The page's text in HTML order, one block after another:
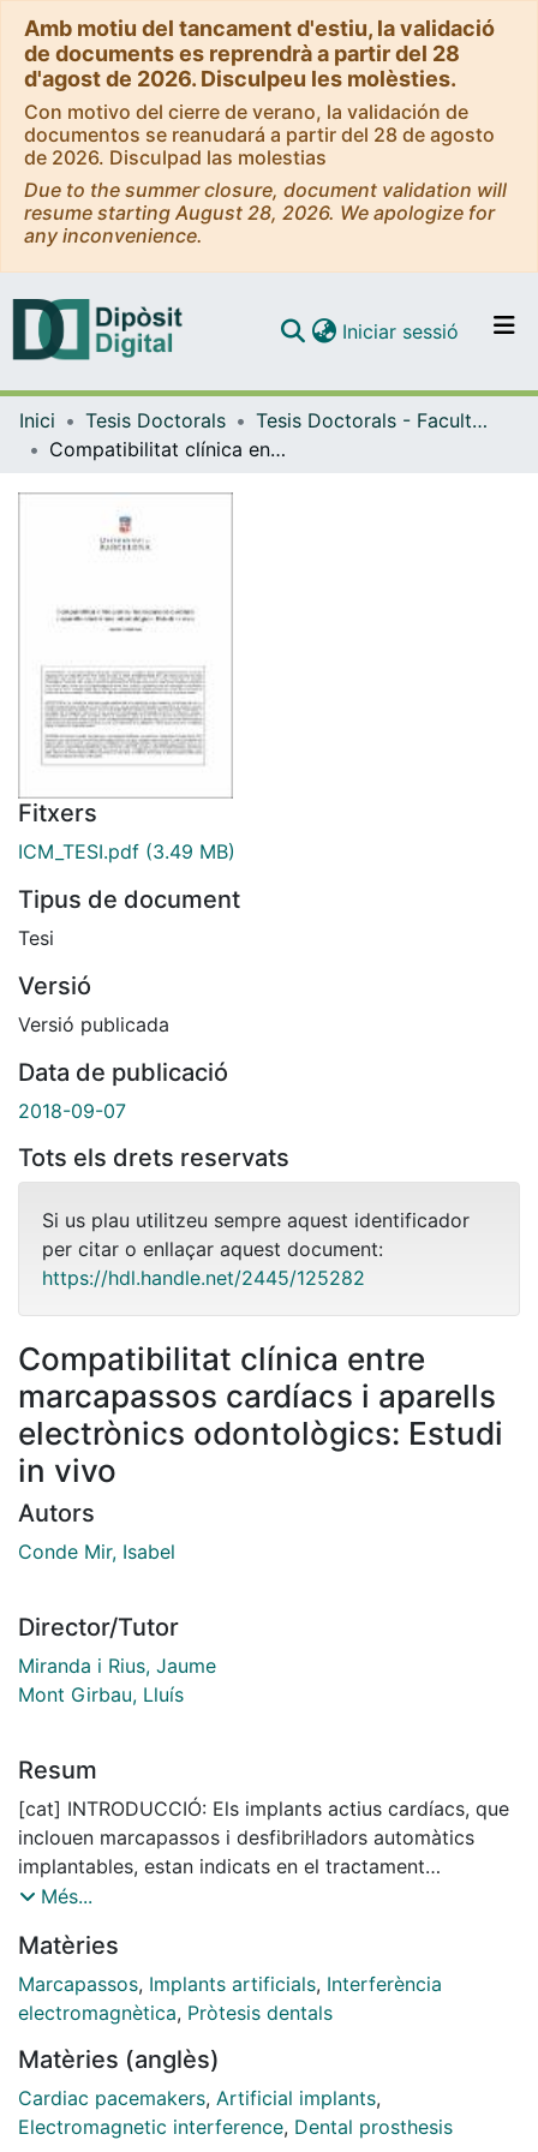
Amb motiu del tancament d'estiu, la validació
de documents es reprendrà a partir del 28
d'agost de 2026. Disculpeu les molèsties.
Con motivo del cierre de verano, la validación de
documentos se reanudará a partir del 28 de agosto
de 2026. Disculpad las molestias
Due to the summer closure, document validation will
resume starting August 28, 2026. We apologize for
any inconvenience.
Navega per tot el DD
Iniciar sessió (current)
Inici Tesis Doctorals
Tesis Doctorals - Facultat - Medicina i Ciències de la Salut
Compatibilitat clínica entre marcapassos cardíacs i aparells electrònics odontològics: Estudi in vivo
Fitxers
ICM_TESI.pdf (3.49 MB)
Tipus de document
Tesi
Versió
Versió publicada
Data de publicació
2018-09-07
Tots els drets reservats
Si us plau utilitzeu sempre aquest identificador
per citar o enllaçar aquest document:
https://hdl.handle.net/2445/125282
Compatibilitat clínica entre
marcapassos cardíacs i aparells
electrònics odontològics: Estudi
in vivo
Autors
Conde Mir, Isabel
Director/Tutor
Miranda i Rius, Jaume
Mont Girbau, Lluís
Resum
[cat] INTRODUCCIÓ: Els implants actius cardíacs, que
inclouen marcapassos i desfibril·ladors automàtics
implantables, estan indicats en el tractament
d'arrítmies i en determinats casos d'insuficiència
més freqüent i, per tant, és habitual que els
professionals de l’odontoestomatologia haguem de
tractar pacients que en son portadors.
odontològics ha estat prohibit en portadors d’implants
actius cardíacs per evitar possibles interferències
electromagnètiques que poguessin alterar el seu
Més...
Matèries
Marcapassos, Implants artificials, Interferència
electromagnètica, Pròtesis dentals
Matèries (anglès)
Cardiac pacemakers, Artificial implants,
Electromagnetic interference, Dental prosthesis